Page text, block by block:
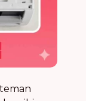
teman